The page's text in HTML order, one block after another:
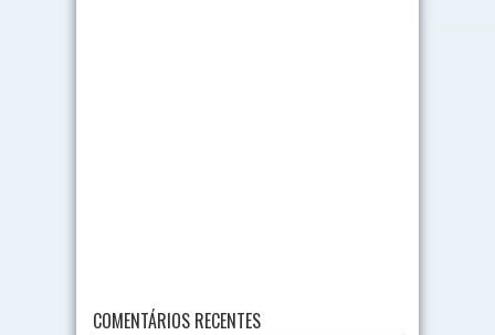
COMENTÁRIOS RECENTES